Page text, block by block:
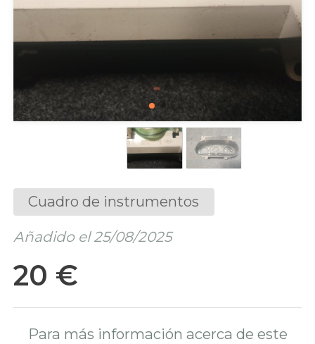
Cuadro de instrumentos
Añadido el 25/08/2025
20 €
Para más información acerca de este